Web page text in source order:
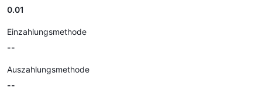
0.01
Einzahlungsmethode
--
Auszahlungsmethode
--